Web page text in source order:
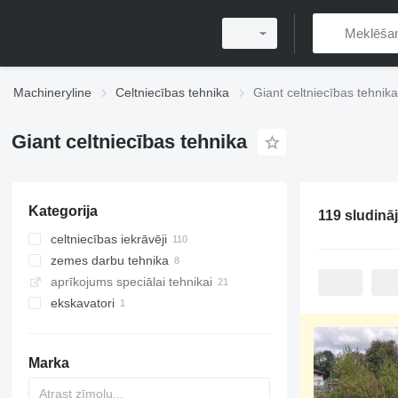
Machineryline Celtniecības tehnika Giant celtniecības tehnika
Giant celtniecības tehnika
Kategorija
celtniecības iekrāvēji
daudzfunkcionālie iekrāvēji
frontālie iekrāvēji
mini iekrāvēji
kāpurķēžu mini iekrāvēji
zemes darbu tehnika
vibroplātes
blietētāji
aprīkojums speciālai tehnikai
ekskavatori
Marka
119